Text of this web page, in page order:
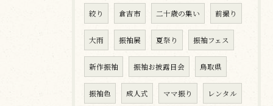
絞り 倉吉市 二十歳の集い 前撮り
大雨 振袖展 夏祭り 振袖フェス
新作振袖 振袖お披露目会 鳥取県
振袖色 成人式 ママ振り レンタル